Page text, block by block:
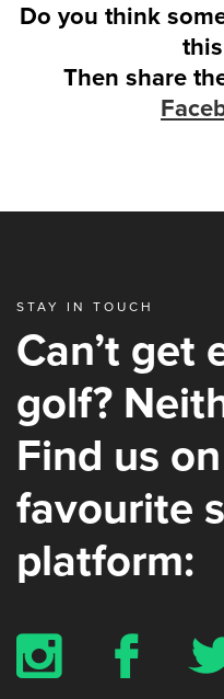
Do you think
Then share
STAY IN TOUCH
Can’t get
golf?
Find us
favourite
platform:
x b